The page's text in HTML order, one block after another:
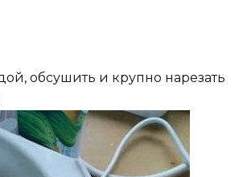
обсушить и крупно нарезать